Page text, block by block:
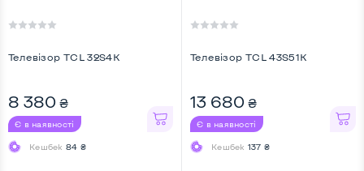
Телевiзор TCL 32S4K
8 380 ₴
Є в наявності
Кешбек 84 ₴
Телевiзор TCL 43S51K
13 680 ₴
Є в наявності
Кешбек 137 ₴